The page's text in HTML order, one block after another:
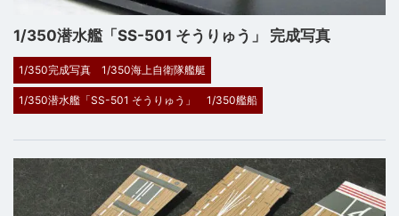
1/350潜水艦「SS-501 そうりゅう」 完成写真
1/350完成写真 1/350海上自衛隊艦艇
1/350潜水艦「SS-501 そうりゅう」 1/350艦船